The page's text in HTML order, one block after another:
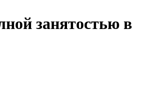
занятостью в